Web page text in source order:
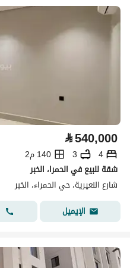
⃁540,000
4
3
140 م2
شقة للبيع في الحمرا، الخبر
شارع النعيرية، حي الحمراء، الخبر
الإيميل